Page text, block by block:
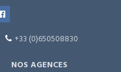
+33 (0)650508830
NOS AGENCES